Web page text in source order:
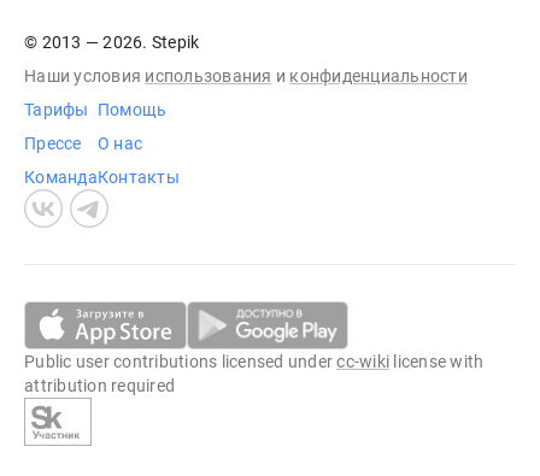
© 2013 — 2026. Stepik
Наши условия использования и конфиденциальности
Тарифы
Прессе
Команда
Помощь
О нас
Контакты
Public user contributions licensed undercc-wiki license with
attribution required